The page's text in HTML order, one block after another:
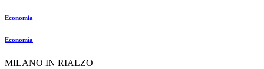
Economia
Economia
MILANO IN RIALZO